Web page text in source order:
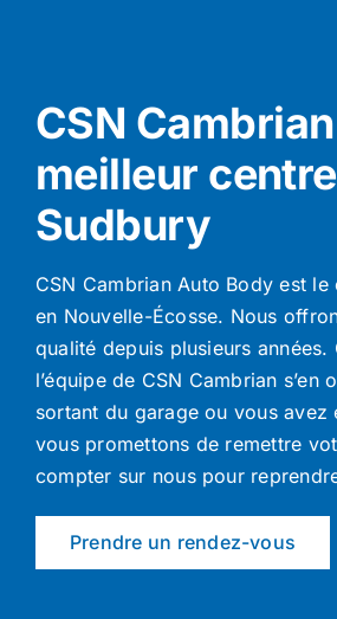
CSN
meilleur
Sudbury
CSN Cambrian Auto Body est
en Nouvelle-Écosse. Nous
qualité depuis plusieurs
l’équipe de CSN Cambrian
sortant du garage ou vous
vous promettons de remettre
compter sur nous pour
Prendre un rendez-vous